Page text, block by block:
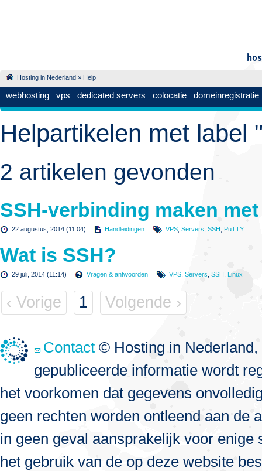
Hosting in Nederland » Help
webhosting vps dedicated servers colocatie domeinregistratie
Helpartikelen met label
2 artikelen gevonden
SSH-verbinding maken
22 augustus, 2014 (11:04) Handleidingen VPS Servers SSH PuTTY
Wat is SSH?
29 juli, 2014 (11:14) Vragen & antwoorden VPS Servers SSH Linux
‹ Vorige 1 Volgende ›
Contact © Hosting in
gepubliceerde informatie wordt
het voorkomen dat gegevens
geen rechten worden ontleend aan de
in geen geval aansprakelijk voor
het gebruik van de op deze website